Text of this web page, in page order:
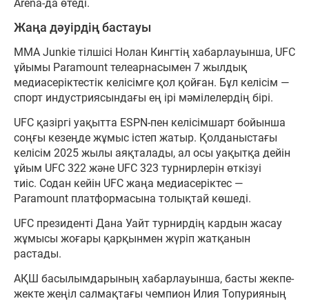
Arena-да өтеді.
Жаңа дәуірдің бастауы
MMA Junkie тілшісі Нолан Кингтің хабарлауынша, UFC
ұйымы Paramount телеарнасымен 7 жылдық
медиасеріктестік келісімге қол қойған. Бұл келісім —
спорт индустриясындағы ең ірі мәмілелердің бірі.
UFC қазіргі уақытта ESPN-пен келісімшарт бойынша
соңғы кезеңде жұмыс істеп жатыр. Қолданыстағы
келісім 2025 жылы аяқталады, ал осы уақытқа дейін
ұйым UFC 322 және UFC 323 турнирлерін өткізуі
тиіс. Содан кейін UFC жаңа медиасеріктес —
Paramount платформасына толықтай көшеді.
UFC президенті Дана Уайт турнирдің кардын жасау
жұмысы жоғары қарқынмен жүріп жатқанын
растады.
АҚШ басылымдарының хабарлауынша, басты жекпе-
жекте жеңіл салмақтағы чемпион Илия Топурияның